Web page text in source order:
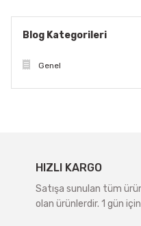
Blog Kategorileri
Genel
HIZLI KARGO
Satışa sunulan tüm
olan ürünlerdir. 1 gün